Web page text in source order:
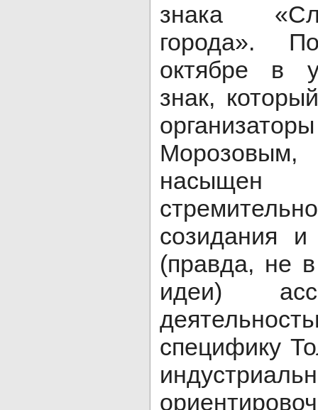
знака
города».
октябре в
знак,
созидания
(правда, не
идеи)
специфику